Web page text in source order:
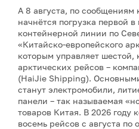
А 8 августа, по сообщениям
начнётся погрузка первой
контейнерной линии по
«Китайско-европейского
которым управляет шестой,
арктических рейсов –
(HaiJie Shipping).
станут электромобили,
панели – так называемая
товаров Китая. В 2026 году
восемь рейсов с августа по